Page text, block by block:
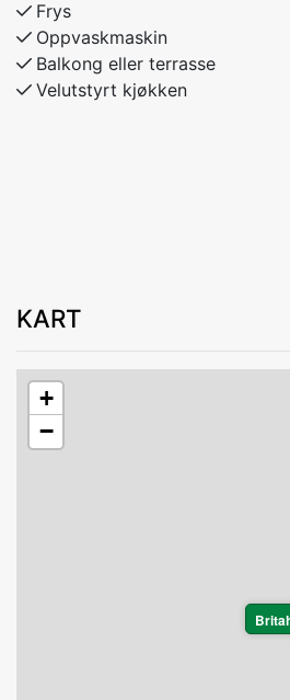
Frys
Oppvaskmaskin
Balkong eller terrasse
Velutstyrt kjøkken
KART
+
−